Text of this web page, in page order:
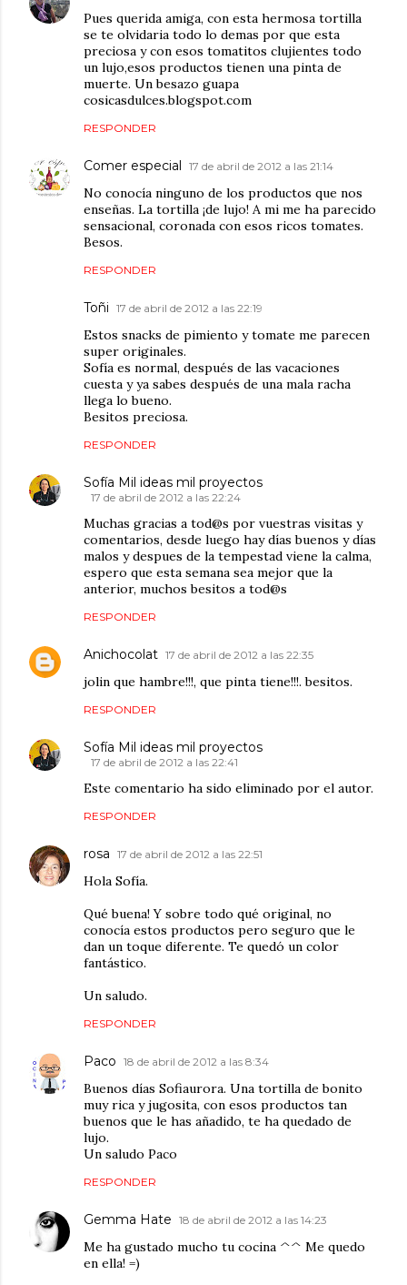
Pues querida amiga, con esta hermosa tortilla
se te olvidaria todo lo demas por que esta
preciosa y con esos tomatitos clujientes todo
un lujo,esos productos tienen una pinta de
muerte. Un besazo guapa
cosicasdulces.blogspot.com
RESPONDER
Comer especial 17 de abril de 2012 a las 21:14
No conocía ninguno de los productos que nos
enseñas. La tortilla ¡de lujo! A mi me ha parecido
sensacional, coronada con esos ricos tomates.
Besos.
RESPONDER
Toñi 17 de abril de 2012 a las 22:19
Estos snacks de pimiento y tomate me parecen
super originales.
Sofía es normal, después de las vacaciones
cuesta y ya sabes después de una mala racha
llega lo bueno.
Besitos preciosa.
RESPONDER
Sofía Mil ideas mil proyectos
17 de abril de 2012 a las 22:24
Muchas gracias a tod@s por vuestras visitas y
comentarios, desde luego hay días buenos y días
malos y despues de la tempestad viene la calma,
espero que esta semana sea mejor que la
anterior, muchos besitos a tod@s
RESPONDER
Anichocolat 17 de abril de 2012 a las 22:35
jolin que hambre!!!, que pinta tiene!!!. besitos.
RESPONDER
Sofía Mil ideas mil proyectos
17 de abril de 2012 a las 22:41
Este comentario ha sido eliminado por el autor.
RESPONDER
rosa 17 de abril de 2012 a las 22:51
Hola Sofía.
Qué buena! Y sobre todo qué original, no
conocía estos productos pero seguro que le
dan un toque diferente. Te quedó un color
fantástico.
Un saludo.
RESPONDER
Paco 18 de abril de 2012 a las 8:34
Buenos días Sofiaurora. Una tortilla de bonito
muy rica y jugosita, con esos productos tan
buenos que le has añadido, te ha quedado de
lujo.
Un saludo Paco
RESPONDER
Gemma Hate 18 de abril de 2012 a las 14:23
Me ha gustado mucho tu cocina ^^ Me quedo
en ella! =)